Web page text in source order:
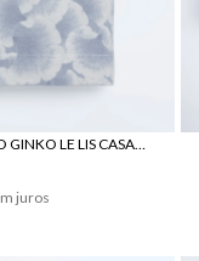
GUARDANAPO GINKO LE LIS CASA E JRJ TECIDOS
juros